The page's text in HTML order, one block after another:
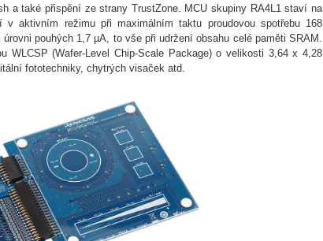
a také přispění ze strany TrustZone. MCU skupiny RA4L1 staví na
v aktivním režimu při maximálním taktu proudovou spotřebu 168
pouhých 1,7 µA, to vše při udržení obsahu celé paměti SRAM.
WLCSP (Wafer-Level Chip-Scale Package) o velikosti 3,64 x 4,28
fototechniky, chytrých visaček atd.